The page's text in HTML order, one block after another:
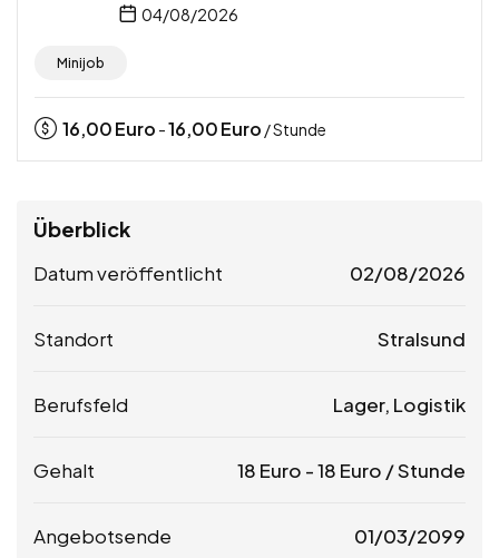
04/08/2026
Minijob
16,00Euro -16,00Euro / Stunde
Überblick
Datum veröffentlicht 02/08/2026
Standort Stralsund
Berufsfeld Lager, Logistik
Gehalt 18 Euro -18 Euro / Stunde
Angebotsende 01/03/2099